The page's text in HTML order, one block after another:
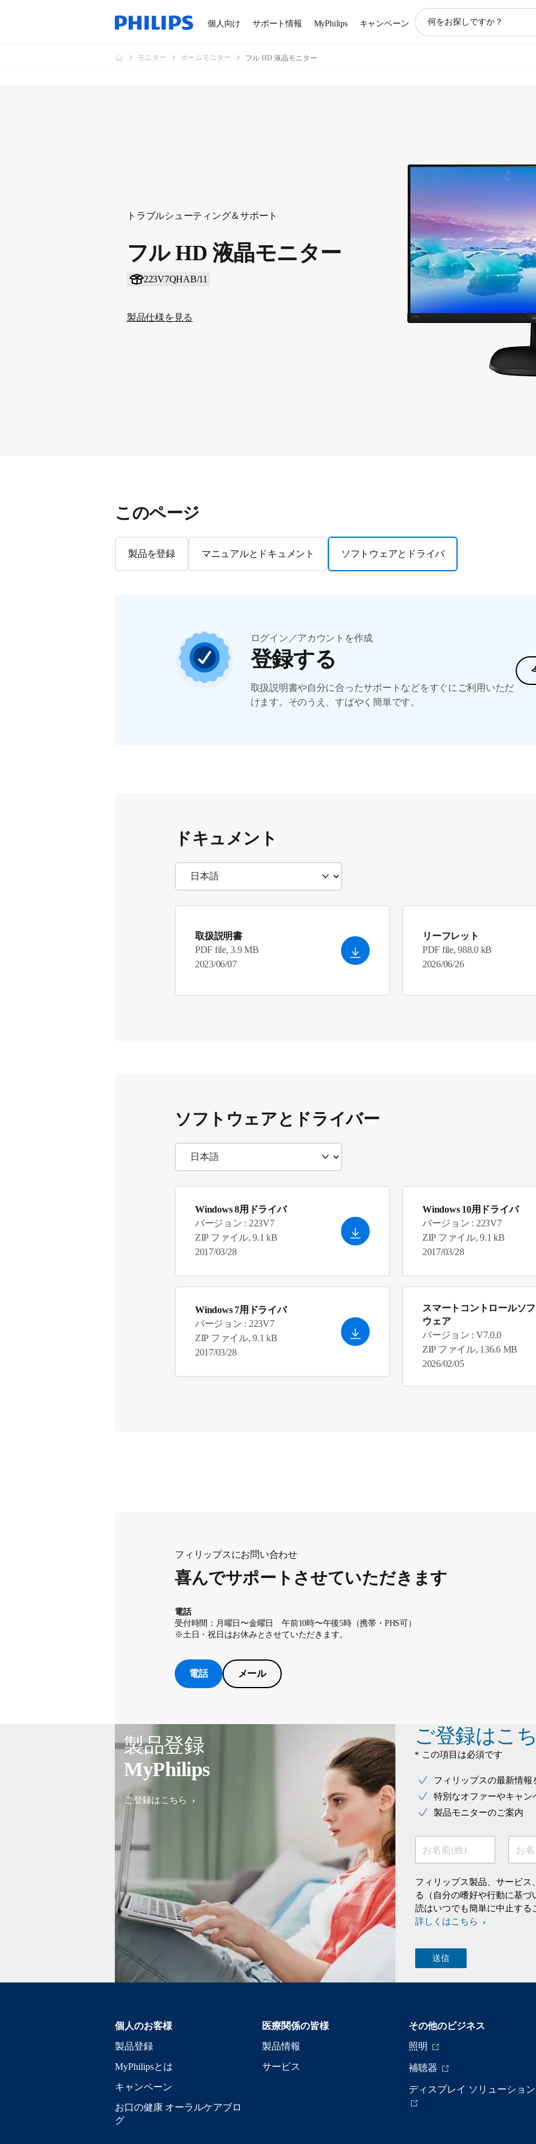
個人向け サポート情報 MyPhilips キャンペーン
モニター ホームモニター フル HD 液晶モニター
トラブルシューティング＆サポート
フル HD 液晶モニター
223V7QHAB/11
製品仕様を見る
このページ
製品を登録 マニュアルとドキュメント ソフトウェアとドライバ
ログイン／アカウントを作成
登録する
取扱説明書や自分に合ったサポートなどをすぐにご利用いただ
けます。そのうえ、すばやく簡単です。
ドキュメント
取扱説明書
PDF file, 3.9 MB
2023/06/07
リーフレット
PDF file, 988.0 kB
2026/06/26
ソフトウェアとドライバー
Windows 8用ドライバ
バージョン : 223V7
ZIP ファイル, 9.1 kB
2017/03/28
Windows 10用ドライバ
バージョン : 223V7
ZIP ファイル, 9.1 kB
2017/03/28
Windows 7用ドライバ
バージョン : 223V7
ZIP ファイル, 9.1 kB
2017/03/28
スマートコントロールソ
ウェア
バージョン : V7.0.0
ZIP ファイル, 136.6 MB
2026/02/05
フィリップスにお問い合わせ
喜んでサポートさせていただきます
電話
受付時間：月曜日〜金曜日 午前10時〜午後5時（携帯・PHS可）
※土日・祝日はお休みとさせていただきます。
電話 メール
製品登録
MyPhilips
ご登録はこちら
ご登録はこ
* この項目は必須です
フィリップスの最新情報
特別なオファーやキャン
製品モニターのご案内
お名前(姓) お
フィリップス製品、サービ
る（自分の嗜好や行動に基
読はいつでも簡単に中止する
詳しくはこちら
個人のお客様
製品登録
MyPhilipsとは
キャンペーン
お口の健康 オーラルケアブロ
グ
医療関係の皆様
製品情報
サービス
その他のビジネス
照明
補聴器
ディスプレイ ソリューション